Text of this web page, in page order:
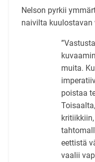
Nelson pyrkii
naivilta kuulostavan
muita.
poistaa
eettistä
vaalii